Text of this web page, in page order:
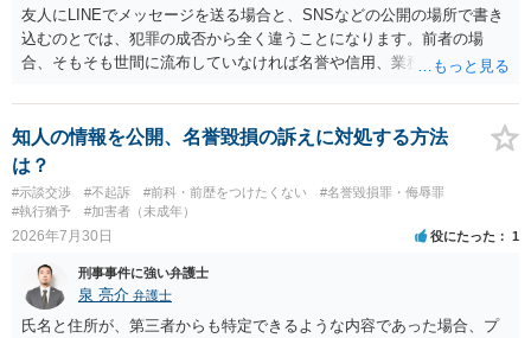
友人にLINEでメッセージを送る場合と、SNSなどの公開の場所で書き
込むのとでは、犯罪の成否から全く違うことになります。前者の場
合、そもそも世間に流布していなければ名誉や信用、業務にかかる犯
知人の情報を公開、名誉毀損の訴えに対処する方法
は？
#示談交渉 #不起訴 #前科・前歴をつけたくない
#名誉毀損罪・侮辱罪
#執行猶予
#加害者（未成年）
2026年7月30日 役にたった 1
刑事事件に強い弁護士
泉 亮介 弁護士
氏名と住所が、第三者からも特定できるような内容であった場合、プ